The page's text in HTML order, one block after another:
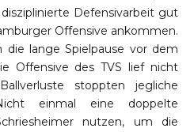
Defensivarbeit gut
Offensive ankommen.
lange Spielpause vor dem
Offensive des TVS lief nicht
stoppten jegliche
einmal eine doppelte
nutzen, um die